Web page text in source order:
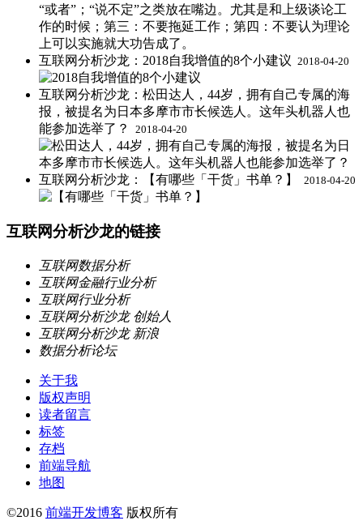
互联网分析沙龙：2018自我增值的8个小建议 ​​​​ 2018-04-20
互联网分析沙龙：松田达人，44岁，拥有自己专属的海
报，被提名为日本多摩市市长候选人。这年头机器人也
能参加选举了？ ​​​
2018-04-20
互联网分析沙龙：【有哪些「干货」书单？】 ​​​​ 2018-04-20
互联网分析沙龙的链接
互联网数据分析
互联网金融行业分析
互联网行业分析
互联网分析沙龙 创始人
互联网分析沙龙 新浪
数据分析论坛
关于我
版权声明
读者留言
标签
存档
前端导航
地图
©2016 前端开发博客 版权所有